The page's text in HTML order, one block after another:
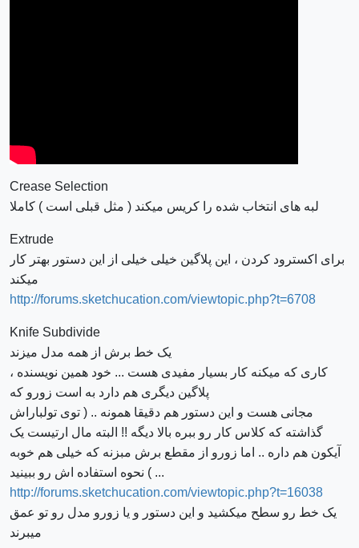
Crease Selection
لبه های انتخاب شده را کریس میکند ( مثل قبلی است ) کاملا
Extrude
برای اکسترود کردن ، این پلاگین خیلی خیلی از این دستور بهتر کار
میکند
http://forums.sketchucation.com/viewtopic.php?t=6708
Knife Subdivide
یک خط برش از همه مدل میزند
کاری که میکنه کار بسیار مفیدی هست ... خود همین نویسنده ،
پلاگین دیگری هم دارد به است زورو که
مجانی هست و این دستور هم دقیقا همونه .. ( توی تولباراش
گذاشته که کلاس کار رو ببره بالا دیگه !! البته مال ارتیست یک
آیکون هم داره .. اما زورو از مقطع برش مبزنه که خیلی هم خوبه
... ) نحوه استفاده اش رو ببینید
http://forums.sketchucation.com/viewtopic.php?t=16038
یک خط رو سطح میکشید و این دستور و یا زورو مدل رو تو عمق
میبرند